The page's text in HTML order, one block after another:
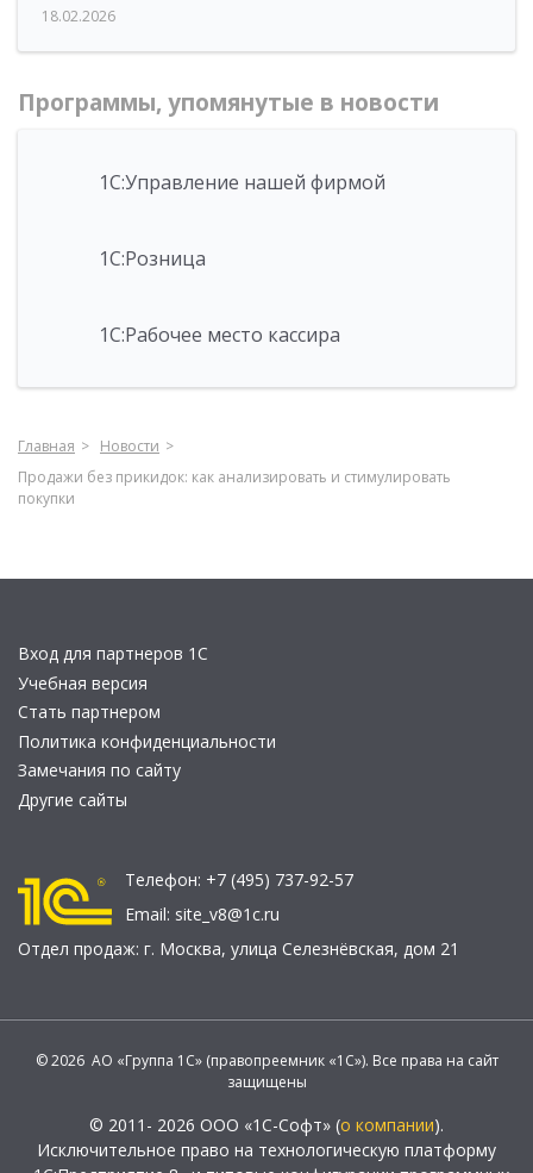
18.02.2026
Программы, упомянутые в новости
1С:Управление нашей фирмой
1С:Розница
1С:Рабочее место кассира
Главная
Новости
Продажи без прикидок: как анализировать и стимулировать
покупки
Вход для партнеров 1С
Учебная версия
Стать партнером
Политика конфиденциальности
Замечания по сайту
Другие сайты
Телефон: +7 (495) 737-92-57
Email: site_v8@1c.ru
Отдел продаж: г. Москва, улица Селезнёвская, дом 21
© 2026 АО «Группа 1С» (правопреемник «1С»). Все права на сайт
защищены
© 2011- 2026 ООО «1С-Софт» (о компании).
Исключительное право на технологическую платформу